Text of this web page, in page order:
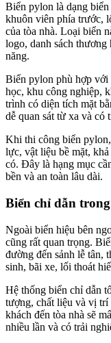
Biển pylon là dạng
khuôn viên phía trước,
của tòa nhà. Loại biển
logo, danh sách
năng.
Biển pylon phù hợp với
học, khu công nghiệp,
trình có diện tích mặt
dễ quan sát từ xa và có
Khi thi công biển
lực, vật liệu bề mặt,
có. Đây là hạng mục
bền và an toàn lâu dài.
Biển chỉ dẫn
Ngoài biển hiệu bên
cũng rất quan trọng.
đường đến sảnh lễ tân,
sinh, bãi xe, lối thoát
Hệ thống biển chỉ dẫn
tượng, chất liệu và vị trí
khách đến tòa nhà sẽ
nhiều lần và có trải